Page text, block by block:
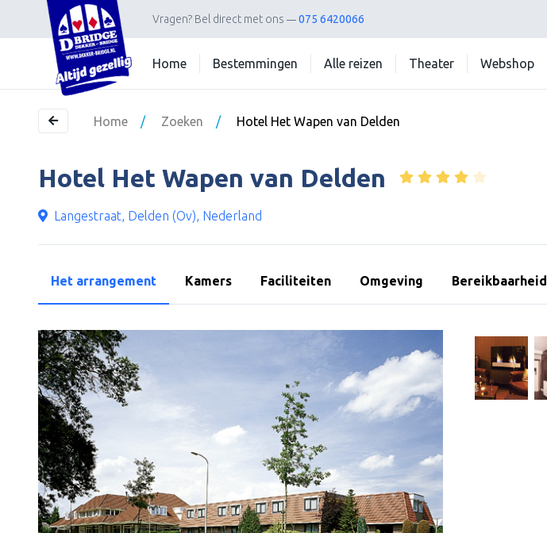
Vragen? Bel direct met ons 075 6420066
Home Bestemmingen Alle reizen Theater Webshop
Home / Zoeken / Hotel Het Wapen van Delden
Hotel Het Wapen van Delden
Langestraat, Delden (Ov), Nederland
Het arrangement Kamers Faciliteiten Omgeving Bereikbaarheid